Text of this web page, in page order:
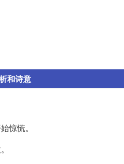
和诗意
惊慌。